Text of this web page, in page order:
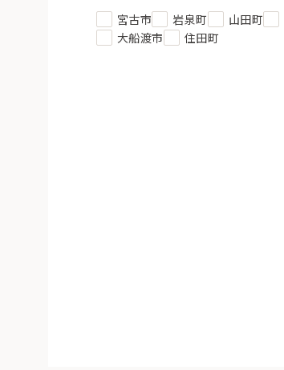
宮古市 岩泉町 山田町
大船渡市
住田町